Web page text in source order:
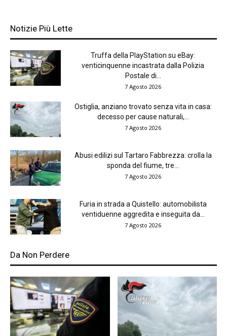
Notizie Più Lette
Truffa della PlayStation su eBay:
venticinquenne incastrata dalla Polizia
Postale di...
7 Agosto 2026
Ostiglia, anziano trovato senza vita in casa:
decesso per cause naturali,...
7 Agosto 2026
Abusi edilizi sul Tartaro Fabbrezza: crolla la
sponda del fiume, tre...
7 Agosto 2026
Furia in strada a Quistello: automobilista
ventiduenne aggredita e inseguita da...
7 Agosto 2026
Da Non Perdere